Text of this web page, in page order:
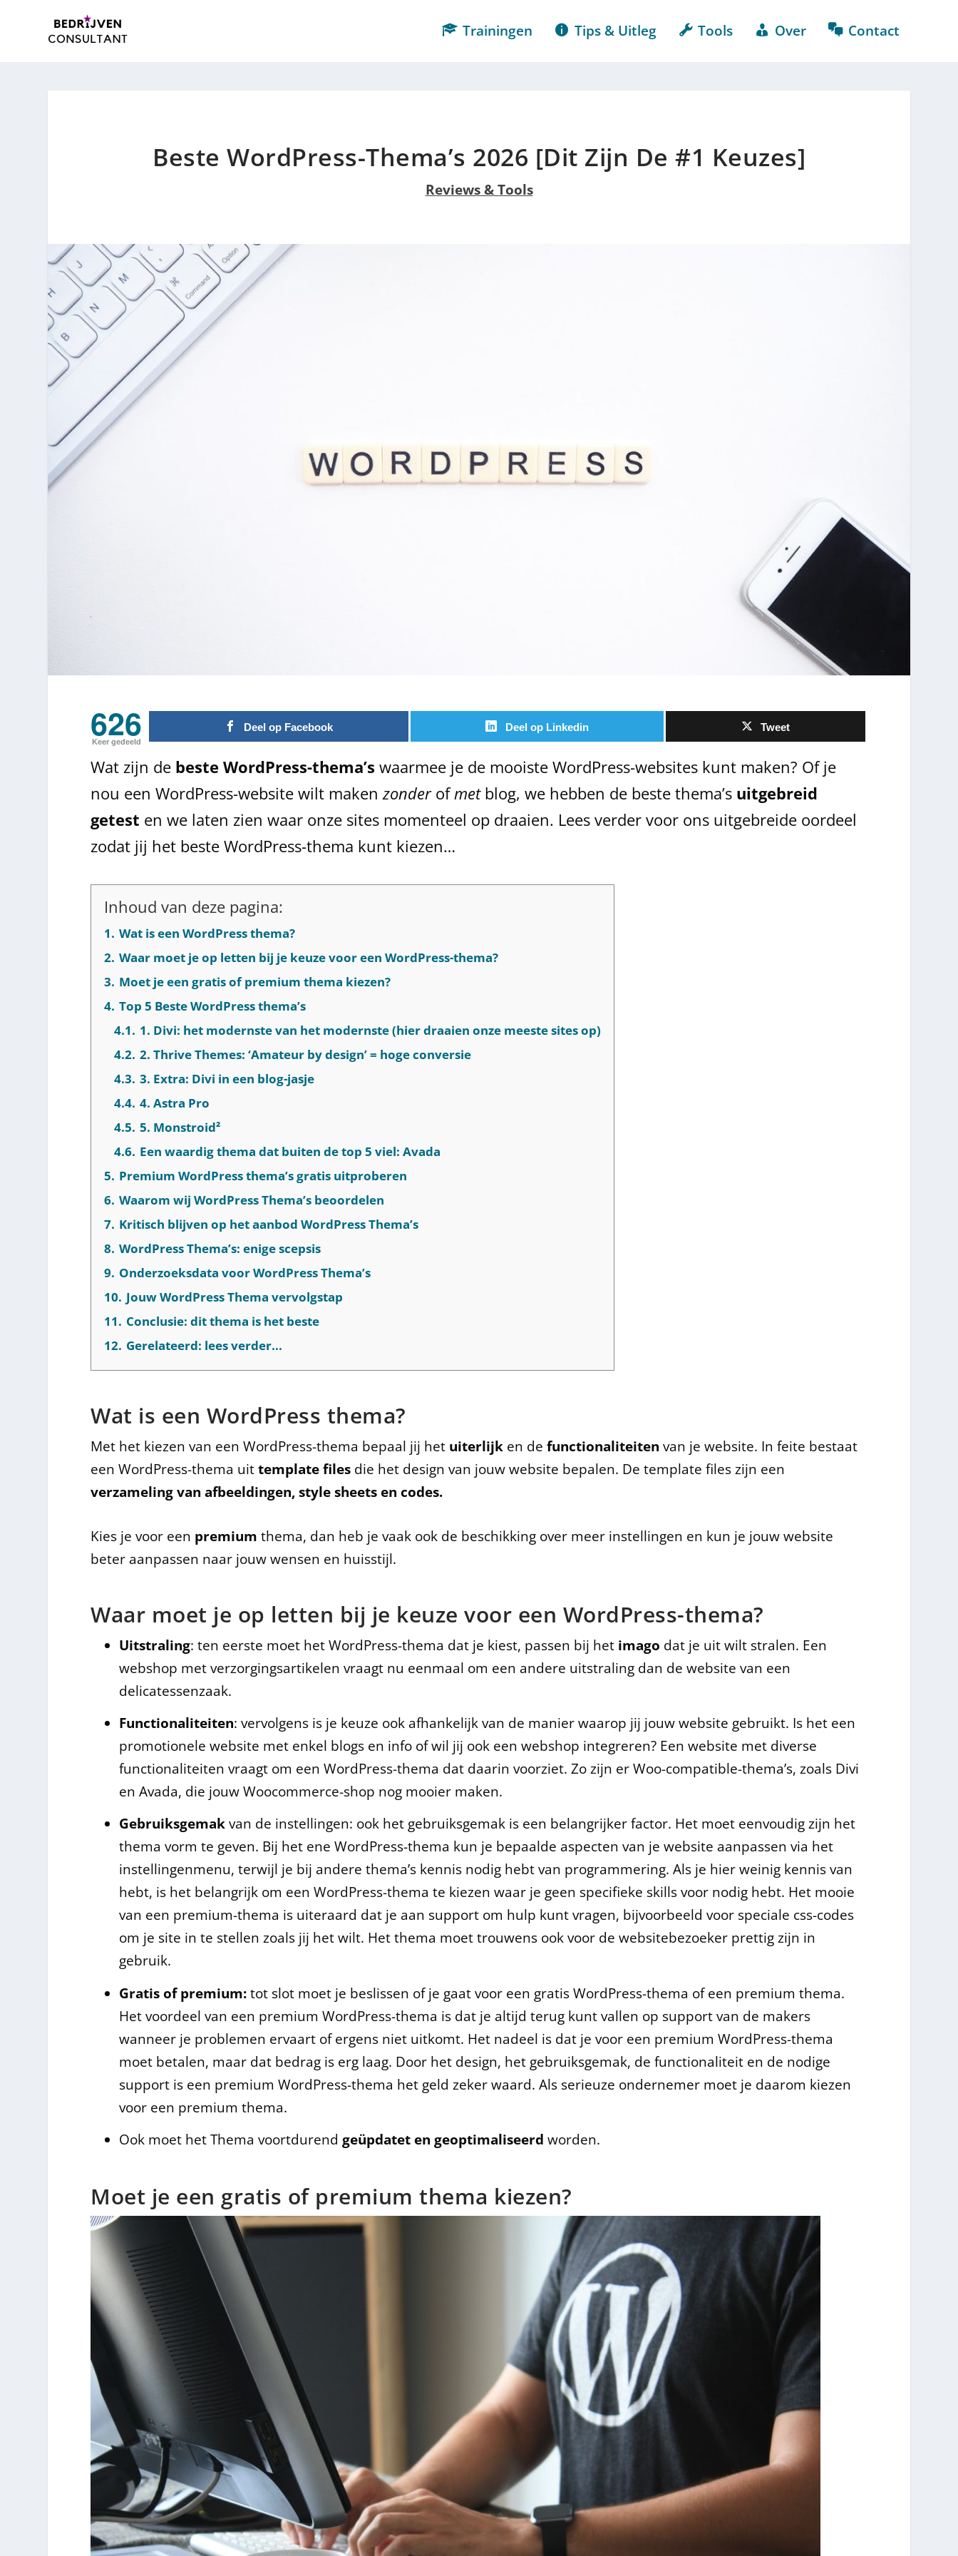
Trainingen Tips & Uitleg Tools Over Contact
Beste WordPress-Thema’s 2026 [Dit Zijn De #1 Keuzes]
Reviews & Tools
626
Keer gedeeld
Deel op Facebook Deel op Linkedin Tweet
Wat zijn de beste WordPress-thema’s waarmee je de mooiste WordPress-websites kunt maken? Of je
nou een WordPress-website wilt makenzonder ofmet blog, we hebben de beste thema’s uitgebreid
getest en we laten zien waar onze sites momenteel op draaien. Lees verder voor ons uitgebreide oordeel
zodat jij het beste WordPress-thema kunt kiezen…
Inhoud van deze pagina:
1. Wat is een WordPress thema?
2. Waar moet je op letten bij je keuze voor een WordPress-thema?
3. Moet je een gratis of premium thema kiezen?
4. Top 5 Beste WordPress thema’s
4.1. 1. Divi: het modernste van het modernste (hier draaien onze meeste sites op)
4.2. 2. Thrive Themes: ‘Amateur by design’ = hoge conversie
4.3. 3. Extra: Divi in een blog-jasje
4.4. 4. Astra Pro
4.5. 5. Monstroid²
4.6. Een waardig thema dat buiten de top 5 viel: Avada
5. Premium WordPress thema’s gratis uitproberen
6. Waarom wij WordPress Thema’s beoordelen
7. Kritisch blijven op het aanbod WordPress Thema’s
8. WordPress Thema’s: enige scepsis
9. Onderzoeksdata voor WordPress Thema’s
10. Jouw WordPress Thema vervolgstap
11. Conclusie: dit thema is het beste
12. Gerelateerd: lees verder...
Wat is een WordPress thema?
Met het kiezen van een WordPress-thema bepaal jij het uiterlijk en defunctionaliteitenvan je website. In feite bestaat
een WordPress-thema uittemplate files die het design van jouw website bepalen. De template files zijn een
verzameling van afbeeldingen, style sheets en codes.
Kies je voor een premiumthema, dan heb je vaak ook de beschikking over meer instellingen en kun je jouw website
beter aanpassen naar jouw wensen en huisstijl.
Waar moet je op letten bij je keuze voor een WordPress-thema?
Uitstraling: ten eerste moet het WordPress-thema dat je kiest, passen bij het imago dat je uit wilt stralen. Een
webshop met verzorgingsartikelen vraagt nu eenmaal om een andere uitstraling dan de website van een
delicatessenzaak.
Functionaliteiten: vervolgens is je keuze ook afhankelijk van de manier waarop jij jouw website gebruikt. Is het een
promotionele website met enkel blogs en info of wil jij ook een webshop integreren? Een website met diverse
functionaliteiten vraagt om een WordPress-thema dat daarin voorziet. Zo zijn er Woo-compatible-thema’s, zoals Divi
en Avada, die jouw Woocommerce-shop nog mooier maken.
Gebruiksgemakvan de instellingen: ook het gebruiksgemak is een belangrijker factor. Het moet eenvoudig zijn het
thema vorm te geven. Bij het ene WordPress-thema kun je bepaalde aspecten van je website aanpassen via het
instellingenmenu, terwijl je bij andere thema’s kennis nodig hebt van programmering. Als je hier weinig kennis van
hebt, is het belangrijk om een WordPress-thema te kiezen waar je geen specifieke skills voor nodig hebt. Het mooie
van een premium-thema is uiteraard dat je aan support om hulp kunt vragen, bijvoorbeeld voor speciale css-codes
om je site in te stellen zoals jij het wilt. Het thema moet trouwens ook voor de websitebezoeker prettig zijn in
gebruik.
Gratis of premium:tot slot moet je beslissen of je gaat voor een gratis WordPress-thema of een premium thema.
Het voordeel van een premium WordPress-thema is dat je altijd terug kunt vallen op support van de makers
wanneer je problemen ervaart of ergens niet uitkomt. Het nadeel is dat je voor een premium WordPress-thema
moet betalen, maar dat bedrag is erg laag. Door het design, het gebruiksgemak, de functionaliteit en de nodige
support is een premium WordPress-thema het geld zeker waard. Als serieuze ondernemer moet je daarom kiezen
voor een premium thema.
Ook moet het Thema voortdurendgeüpdatet en geoptimaliseerd worden.
Moet je een gratis of premium thema kiezen?